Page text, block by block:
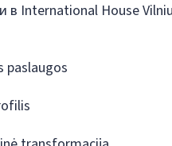
в International House
paslaugos